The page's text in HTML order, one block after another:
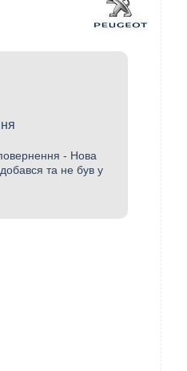
- Нова
та не був у